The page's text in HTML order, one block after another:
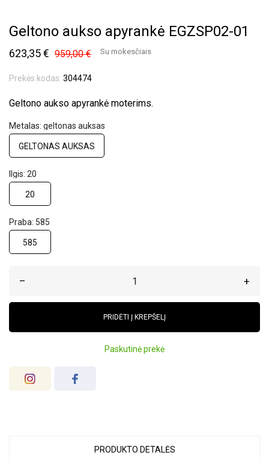
Geltono aukso apyrankė EGZSP02-01
623,35 € 959,00 € Su mokesčiais
Prekės kodas: 304474
Geltono aukso apyrankė moterims.
Metalas: geltonas auksas
GELTONAS AUKSAS
Ilgis: 20
20
Praba: 585
585
– +
PRIDĖTI Į KREPŠELĮ
Paskutinė prekė
PRODUKTO DETALĖS